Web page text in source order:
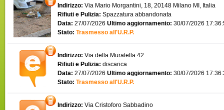
Indirizzo: Via Mario Morgantini, 18, 20148 Milano MI, Italia
Rifiuti e Pulizia: Spazzatura abbandonata
Data: 27/07/2026 Ultimo aggiornamento: 30/07/2026
Stato: Trasmesso all'U.R.P.
Indirizzo: Via della Muratella 42
Rifiuti e Pulizia: discarica
Data: 27/07/2026 Ultimo aggiornamento: 30/07/2026
Stato: Trasmesso all'U.R.P.
Indirizzo: Via Cristoforo Sabbadino